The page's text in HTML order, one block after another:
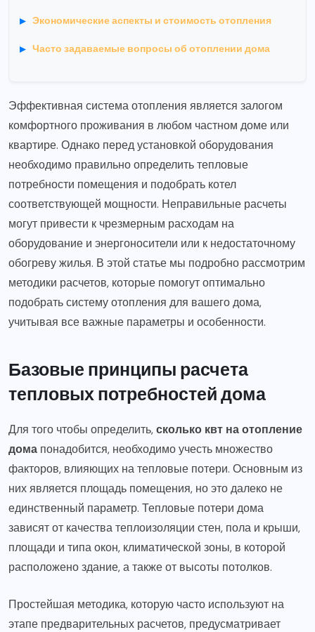
Экономические аспекты и стоимость отопления
Часто задаваемые вопросы об отоплении дома
Эффективная система отопления является залогом
комфортного проживания в любом частном доме или
квартире. Однако перед установкой оборудования
необходимо правильно определить тепловые
потребности помещения и подобрать котел
соответствующей мощности. Неправильные расчеты
могут привести к чрезмерным расходам на
оборудование и энергоносители или к недостаточному
обогреву жилья. В этой статье мы подробно рассмотрим
методики расчетов, которые помогут оптимально
подобрать систему отопления для вашего дома,
учитывая все важные параметры и особенности.
Базовые принципы расчета
тепловых потребностей дома
Для того чтобы определить,сколько квт на отопление
дома понадобится, необходимо учесть множество
факторов, влияющих на тепловые потери. Основным из
них является площадь помещения, но это далеко не
единственный параметр. Тепловые потери дома
зависят от качества теплоизоляции стен, пола и крыши,
площади и типа окон, климатической зоны, в которой
расположено здание, а также от высоты потолков.
Простейшая методика, которую часто используют на
этапе предварительных расчетов, предусматривает